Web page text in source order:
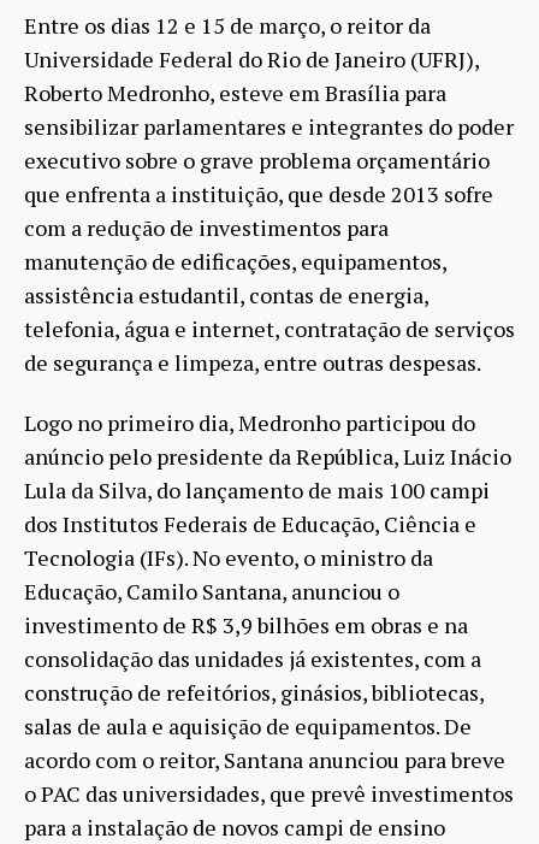
Entre os dias 12 e 15 de março, o reitor da
Universidade Federal do Rio de Janeiro (UFRJ),
Roberto Medronho, esteve em Brasília para
sensibilizar parlamentares e integrantes do poder
executivo sobre o grave problema orçamentário
que enfrenta a instituição, que desde 2013 sofre
com a redução de investimentos para
manutenção de edificações, equipamentos,
assistência estudantil, contas de energia,
telefonia, água e internet, contratação de serviços
de segurança e limpeza, entre outras despesas.
Logo no primeiro dia, Medronho participou do
anúncio pelo presidente da República, Luiz Inácio
Lula da Silva, do lançamento de mais 100 campi
dos Institutos Federais de Educação, Ciência e
Tecnologia (IFs). No evento, o ministro da
Educação, Camilo Santana, anunciou o
investimento de R$ 3,9 bilhões em obras e na
consolidação das unidades já existentes, com a
construção de refeitórios, ginásios, bibliotecas,
salas de aula e aquisição de equipamentos. De
acordo com o reitor, Santana anunciou para breve
o PAC das universidades, que prevê investimentos
para a instalação de novos campi de ensino